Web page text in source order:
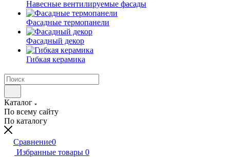
Навесные вентилируемые фасады
Фасадные термопанели
Фасадный декор
Гибкая керамика
Каталог
По всему сайту
По каталогу
Сравнение0
Избранные товары 0